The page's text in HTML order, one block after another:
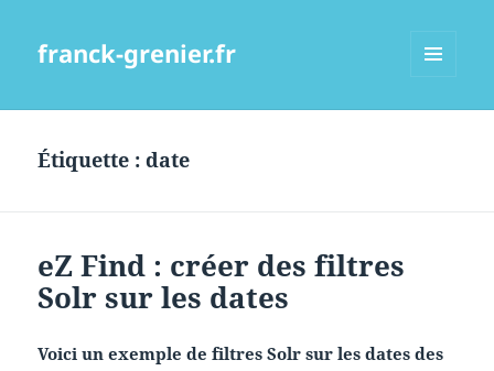
franck-grenier.fr
Étiquette :date
eZ Find : créer des filtres
Solr sur les dates
Voici un exemple de filtres Solr sur les dates des